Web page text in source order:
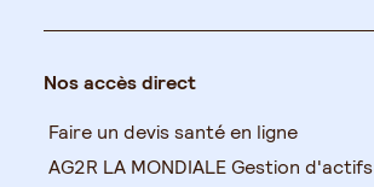
Nos accès direct
Faire un devis santé en ligne
AG2R LA MONDIALE Gestion d'actifs